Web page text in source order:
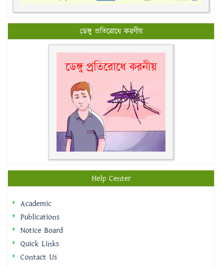
ডেঙ্গু প্রতিরোধে করণীয়
Help Center
Academic
Publications
Notice Board
Quick Links
Contact Us